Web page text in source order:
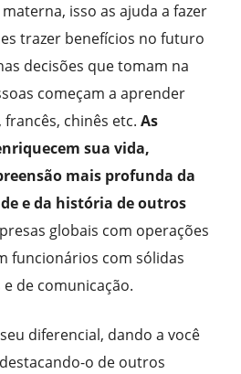
isso as ajuda a fazer
trazer benefícios no futuro
decisões que tomam na
começam a aprender
chinês etc. As
sua vida,
mais profunda da
e da história de outros
globais com operações
funcionários com sólidas
de comunicação.
diferencial, dando a você
o de outros